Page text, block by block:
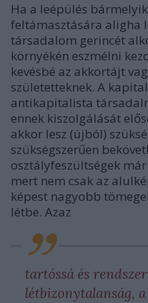
Ha a leépülés
feltámasztására aligha
társadalom gerincét
környékén eszmélni
kevésbé az akkortájt
születetteknek. A
antikapitalista
ennek kiszolgálását
akkor lesz (újból)
szükségszerűen
osztályfeszültségek
mert nem csak az
képest nagyobb
létbe. Azaz
tartóssá és
létbizonytalanság,